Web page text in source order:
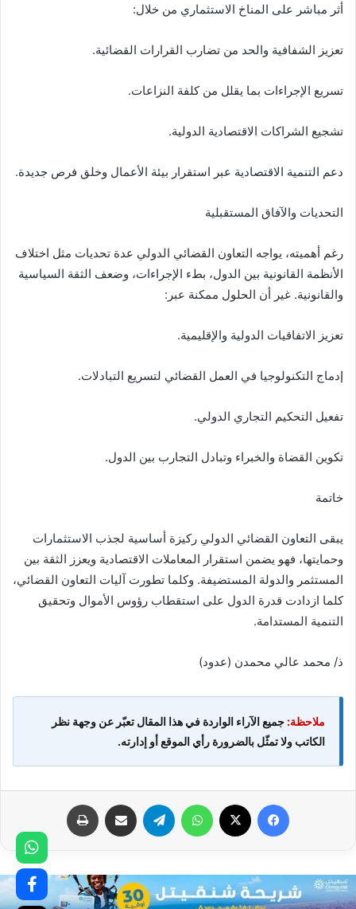
أثر مباشر على المناخ الاستثماري من خلال:
تعزيز الشفافية والحد من تضارب القرارات القضائية.
تسريع الإجراءات بما يقلل من كلفة النزاعات.
تشجيع الشراكات الاقتصادية الدولية.
دعم التنمية الاقتصادية عبر استقرار بيئة الأعمال وخلق فرص جديدة.
التحديات والآفاق المستقبلية
رغم أهميته، يواجه التعاون القضائي الدولي عدة تحديات مثل اختلاف
الأنظمة القانونية بين الدول، بطء الإجراءات، وضعف الثقة السياسية
والقانونية. غير أن الحلول ممكنة عبر:
تعزيز الاتفاقيات الدولية والإقليمية.
إدماج التكنولوجيا في العمل القضائي لتسريع التبادلات.
تفعيل التحكيم التجاري الدولي.
تكوين القضاة والخبراء وتبادل التجارب بين الدول.
خاتمة
يبقى التعاون القضائي الدولي ركيزة أساسية لجذب الاستثمارات
وحمايتها، فهو يضمن استقرار المعاملات الاقتصادية ويعزز الثقة بين
المستثمر والدولة المستضيفة. وكلما تطورت آليات التعاون القضائي،
كلما ازدادت قدرة الدول على استقطاب رؤوس الأموال وتحقيق
التنمية المستدامة.
ذ/ محمد عالي محمدن (عدود)
ملاحظة: جميع الآراء الواردة في هذا المقال تعبّر عن وجهة نظر
الكاتب ولا تمثّل بالضرورة رأي الموقع أو إدارته.
فيسبوك واتساب تيلقرام مشاركة عبر البريد